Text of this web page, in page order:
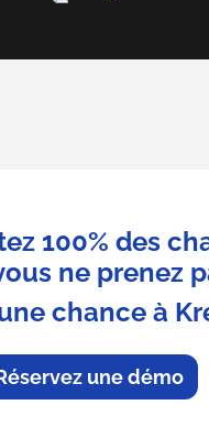
100% des
ne prenez
chance à
une démo